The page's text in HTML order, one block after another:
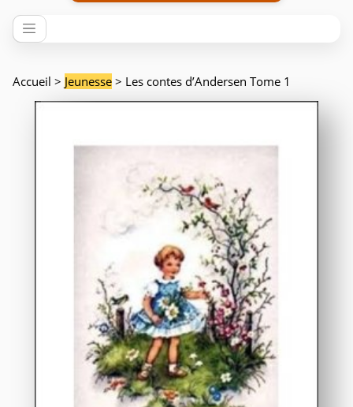
Accueil > Jeunesse > Les contes d’Andersen Tome 1